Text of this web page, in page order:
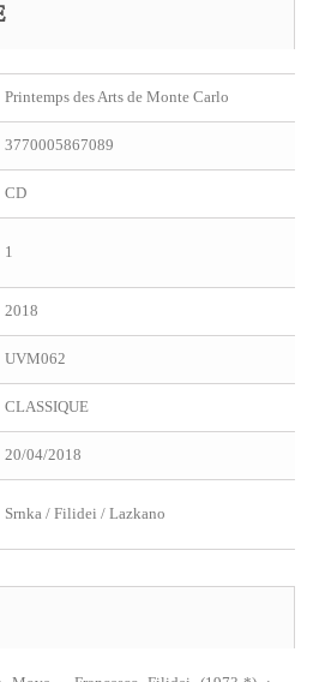
Printemps des Arts de Monte Carlo
3770005867089
CD
1
2018
UVM062
CLASSIQUE
20/04/2018
Srnka / Filidei / Lazkano